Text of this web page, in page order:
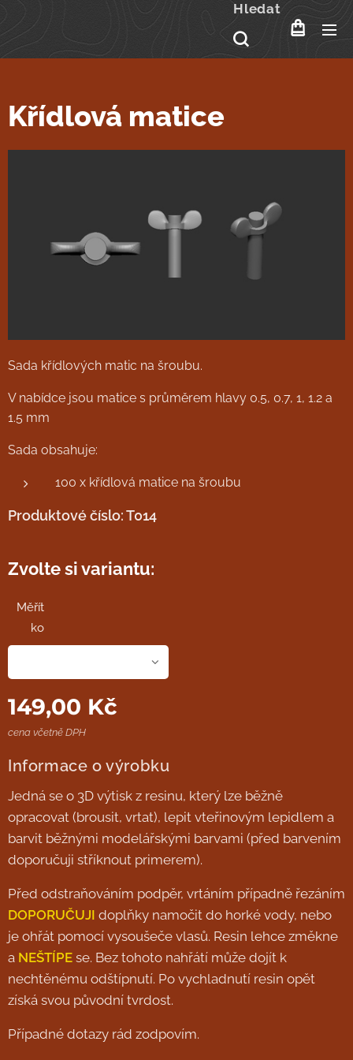
Hledat
Křídlová matice
Sada křídlových matic na šroubu.
V nabídce jsou matice s průměrem hlavy 0.5, 0.7, 1, 1.2 a
1.5 mm
Sada obsahuje:
100 x křídlová matice na šroubu
Produktové číslo: T014
Zvolte si variantu:
Měřít
ko
149,00 Kč
cena včetně DPH
Informace o výrobku
Jedná se o 3D výtisk z resinu, který lze běžně
opracovat (brousit, vrtat), lepit vteřinovým lepidlem a
barvit běžnými modelářskými barvami (před barvením
doporučuji stříknout primerem).
Před odstraňováním podpěr, vrtáním případně řezáním
DOPORUČUJI doplňky namočit do horké vody, nebo
je ohřát pomocí vysoušeče vlasů. Resin lehce změkne
a NEŠTÍPE se. Bez tohoto nahřátí může dojít k
nechtěnému odštípnutí. Po vychladnutí resin opět
získá svou původní tvrdost.
Případné dotazy rád zodpovím.